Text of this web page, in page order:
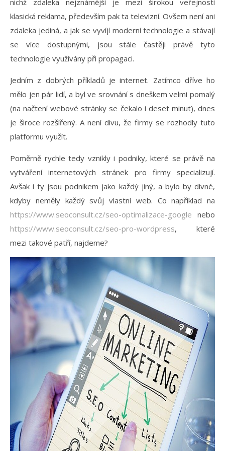
klasická reklama, především pak ta televizní. Ovšem není ani
zdaleka jediná, a jak se vyvíjí moderní technologie a stávají
se více dostupnými, jsou stále častěji právě tyto
technologie využívány při propagaci.
Jedním z dobrých příkladů je internet. Zatímco dříve ho
mělo jen pár lidí, a byl ve srovnání s dneškem velmi pomalý
(na načtení webové stránky se čekalo i deset minut), dnes
je široce rozšířený. A není divu, že firmy se rozhodly tuto
platformu využít.
Poměrně rychle tedy vznikly i podniky, které se právě na
vytváření internetových stránek pro firmy specializují.
Avšak i ty jsou podnikem jako každý jiný, a bylo by divné,
kdyby neměly každý svůj vlastní web. Co například na
https://www.seoconsult.cz/seo-optimalizace-google nebo
https://www.seoconsult.cz/seo-pro-wordpress, které
mezi takové patří, najdeme?